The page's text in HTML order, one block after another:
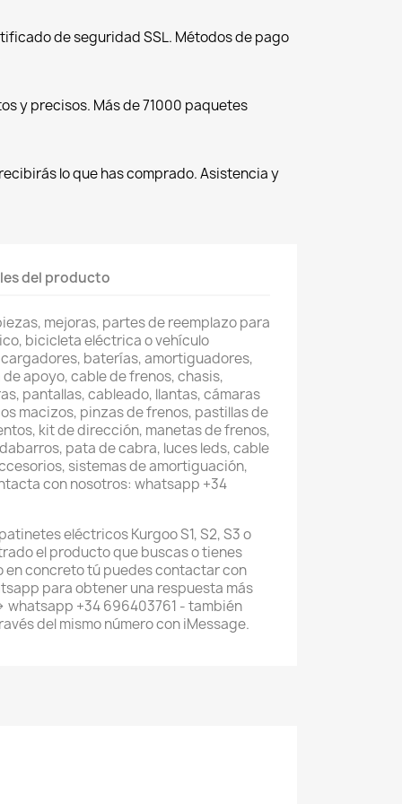
de seguridad SSL. Métodos de pago
y precisos. Más de 71000 paquetes
lo que has comprado. Asistencia y
del producto
mejoras, partes de reemplazo para
bicicleta eléctrica o vehículo
baterías, amortiguadores,
apoyo, cable de frenos, chasis,
pantallas, cableado, llantas, cámaras
macizos, pinzas de frenos, pastillas de
kit de dirección, manetas de frenos,
pata de cabra, luces leds, cable
sistemas de amortiguación,
con nosotros: whatsapp +34
eléctricos Kurgoo S1, S2, S3 o
el producto que buscas o tienes
en concreto tú puedes contactar con
para obtener una respuesta más
whatsapp +34 696403761 - también
del mismo número con iMessage.